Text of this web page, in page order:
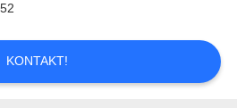
KONTAKT!